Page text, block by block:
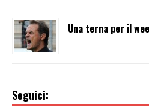
Una terna per il
Seguici: